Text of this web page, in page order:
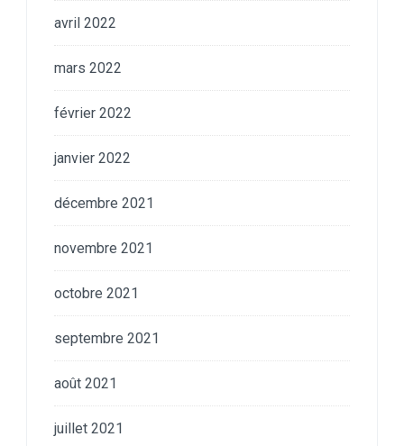
avril 2022
mars 2022
février 2022
janvier 2022
décembre 2021
novembre 2021
octobre 2021
septembre 2021
août 2021
juillet 2021